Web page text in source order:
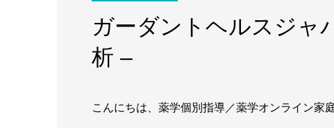
ガーダントヘルスジャ
析 –
こんにちは、薬学個別指導／薬学オンライン家